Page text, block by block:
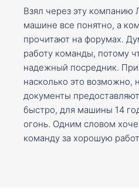
Взял через эту компанию
машине все понятно, а
прочитают на форумах.
работу команды, потому
надежный посредник.
насколько это возможно,
документы
быстро, для машины 14
огонь. Одним словом
команду за хорошую